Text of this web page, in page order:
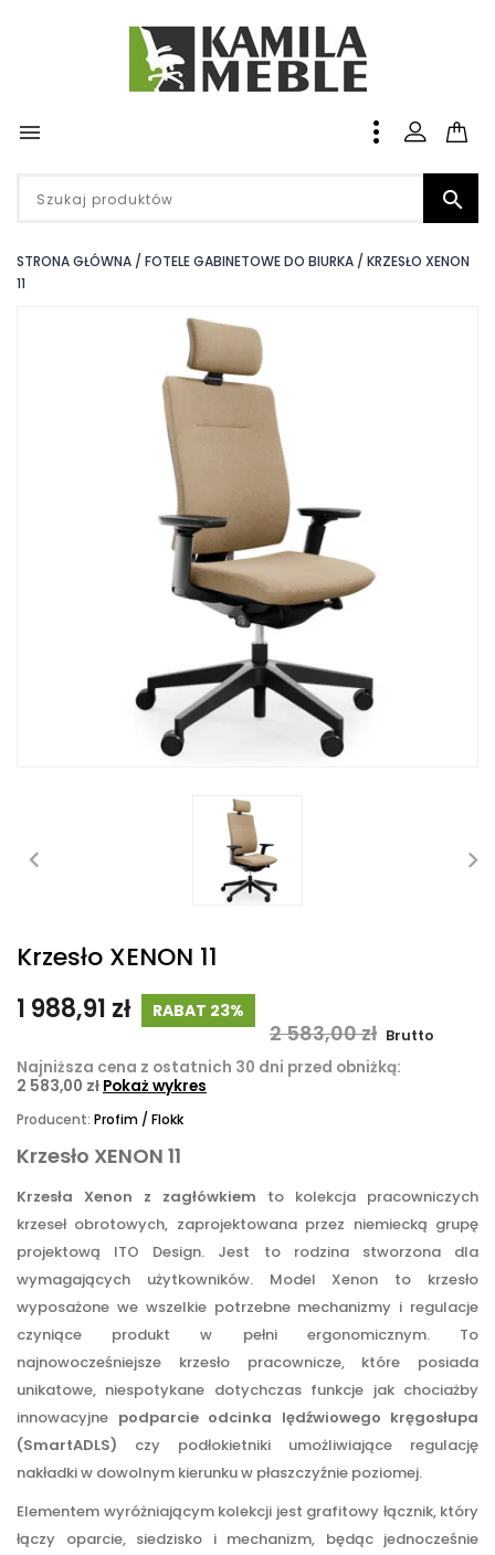


STRONA GŁÓWNA FOTELE GABINETOWE DO BIURKA
KRZESŁO XENON
11
Krzesło XENON 11
1 988,91 zł
RABAT 23%
2 583,00 zł Brutto
Najniższa cena z ostatnich 30 dni przed obniżką:
2 583,00 zł Pokaż wykres
Producent: Profim / Flokk
Krzesło XENON 11
Krzesła Xenon z zagłówkiem to kolekcja pracowniczych
krzeseł obrotowych, zaprojektowana przez niemiecką grupę
projektową ITO Design. Jest to rodzina stworzona dla
wymagających użytkowników. Model Xenon to krzesło
wyposażone we wszelkie potrzebne mechanizmy i regulacje
czyniące produkt w pełni ergonomicznym. To
najnowocześniejsze krzesło pracownicze, które posiada
unikatowe, niespotykane dotychczas funkcje jak chociażby
innowacyjne podparcie odcinka lędźwiowego kręgosłupa
(SmartADLS) czy podłokietniki umożliwiające regulację
nakładki w dowolnym kierunku w płaszczyźnie poziomej.
Elementem wyróżniającym kolekcji jest grafitowy łącznik, który
łączy oparcie, siedzisko i mechanizm, będąc jednocześnie